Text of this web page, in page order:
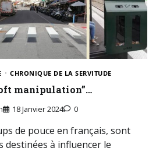
CHRONIQUE DE LA SERVITUDE
manipulation”…
18 Janvier 2024 0
de pouce en français, sont
destinées à influencer le